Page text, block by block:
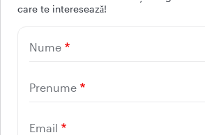
care te intereseazǎ!
Nume
Prenume
Email